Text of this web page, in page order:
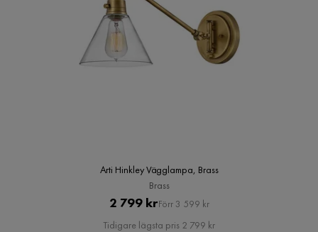
Arti Hinkley Vägglampa, Brass
Brass
Pris
2 799 krOriginal
Pris
Förr 3 599 kr
Tidigare lägsta pris 2 799 kr